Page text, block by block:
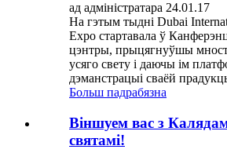
ад адміністратара 24.01.17
На гэтым тыдні Dubai
Expo стартавала ў
цэнтры, прыцягнуўшы
усяго свету і даючы ім
дэманстрацыі сваёй
Больш падрабязна
Віншуем вас з
святамі!